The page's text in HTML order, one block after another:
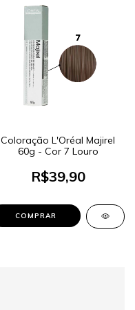
Coloração L'Oréal Majirel
60g - Cor 7 Louro
R$39,90